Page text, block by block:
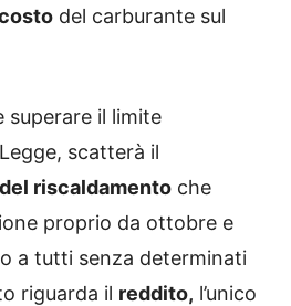
del carburante sul
superare il limite
scatterà il
riscaldamento che
proprio da ottobre e
a tutti senza determinati
riguarda il reddito, l’unico